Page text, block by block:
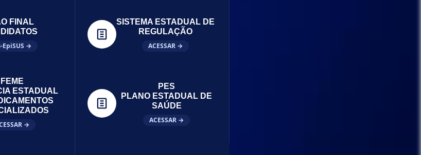
FINAL
EpiSUS →
SISTEMA ESTADUAL DE
REGULAÇÃO
ACESSAR →
FEME
ESTADUAL
→
PES
PLANO ESTADUAL DE
SAÚDE
ACESSAR →